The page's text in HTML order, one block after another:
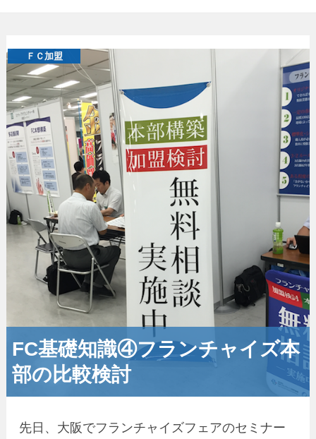
ＦＣ加盟
FC基礎知識④フランチャイズ本
部の比較検討
先日、大阪でフランチャイズフェアのセミナー